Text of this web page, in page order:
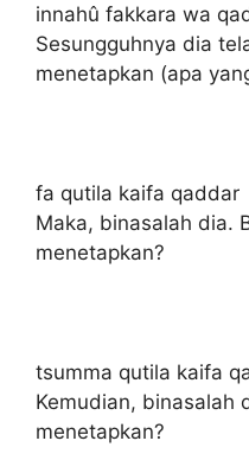
innahû fakkara wa
Sesungguhnya dia
menetapkan (apa
fa qutila kaifa qaddar
Maka, binasalah dia.
menetapkan?
tsumma qutila kaifa
Kemudian, binasalah
menetapkan?